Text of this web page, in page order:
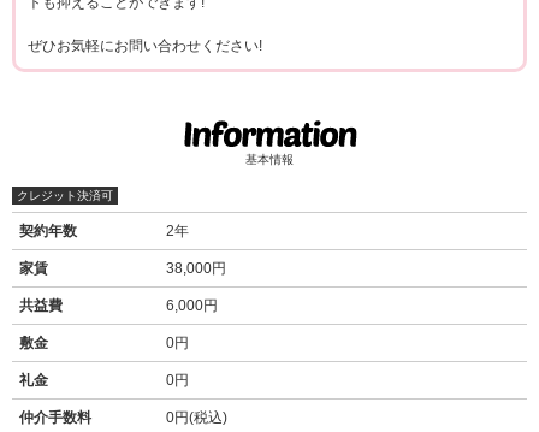
ぜひお気軽にお問い合わせください!
基本情報
クレジット決済可
契約年数 2年
家賃 38,000円
共益費 6,000円
敷金 0円
礼金 0円
仲介手数料 0円(税込)